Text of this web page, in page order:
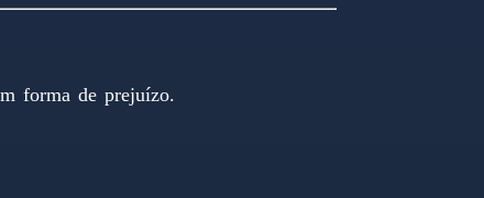
forma de prejuízo.